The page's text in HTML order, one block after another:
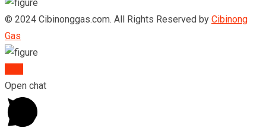
© 2024 Cibinonggas.com. All Rights Reserved by Cibinong
Gas
Open chat